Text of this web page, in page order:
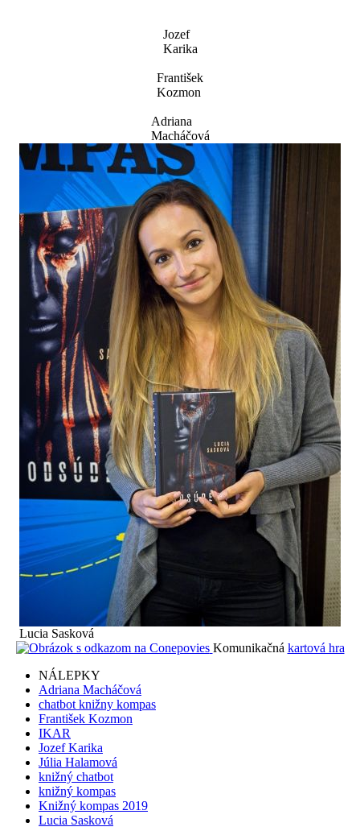
Jozef
Karika
František
Kozmon
Adriana
Macháčová
Lucia Sasková
Komunikačná kartová hra
NÁLEPKY
Adriana Macháčová
chatbot knižny kompas
František Kozmon
IKAR
Jozef Karika
Júlia Halamová
knižný chatbot
knižný kompas
Knižný kompas 2019
Lucia Sasková